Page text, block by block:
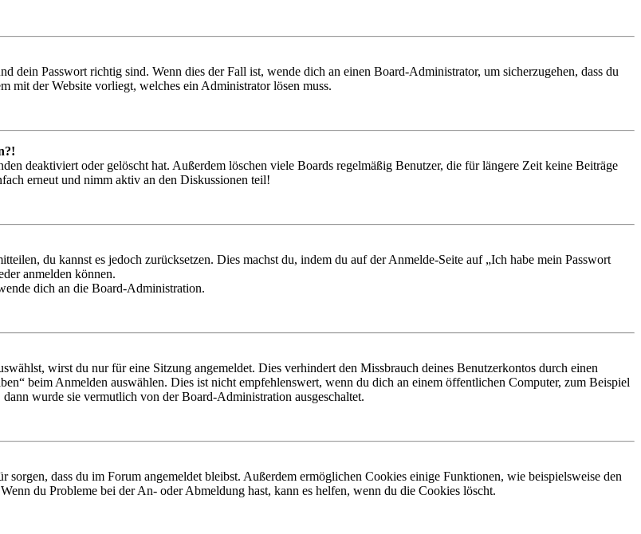
dein Passwort richtig sind. Wenn dies der Fall ist, wende dich an einen Board-Administrator, um sicherzugehen, dass du
mit der Website vorliegt, welches ein Administrator lösen muss.
deaktiviert oder gelöscht hat. Außerdem löschen viele Boards regelmäßig Benutzer, die für längere Zeit keine Beiträge
erneut und nimm aktiv an den Diskussionen teil!
du kannst es jedoch zurücksetzen. Dies machst du, indem du auf der Anmelde-Seite auf „Ich habe mein Passwort
anmelden können.
dich an die Board-Administration.
wirst du nur für eine Sitzung angemeldet. Dies verhindert den Missbrauch deines Benutzerkontos durch einen
beim Anmelden auswählen. Dies ist nicht empfehlenswert, wenn du dich an einem öffentlichen Computer, zum Beispiel
wurde sie vermutlich von der Board-Administration ausgeschaltet.
dass du im Forum angemeldet bleibst. Außerdem ermöglichen Cookies einige Funktionen, wie beispielsweise den
du Probleme bei der An- oder Abmeldung hast, kann es helfen, wenn du die Cookies löscht.